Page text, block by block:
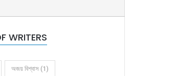
WRITERS
অজয় বিশ্বাস (1)